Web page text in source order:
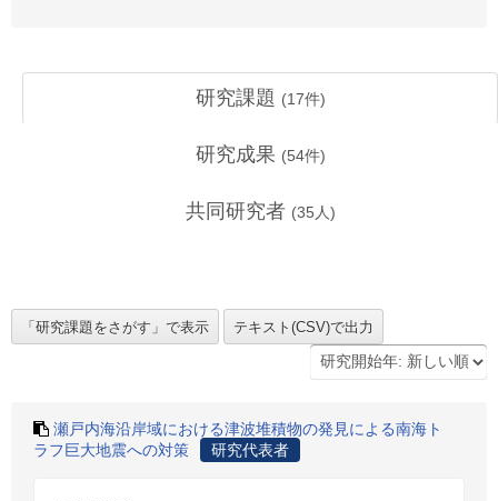
研究課題 (17件)
研究成果 (54件)
共同研究者 (35 人)
瀬戸内海沿岸域における津波堆積物の発見による南海ト
ラフ巨大地震への対策
研究代表者